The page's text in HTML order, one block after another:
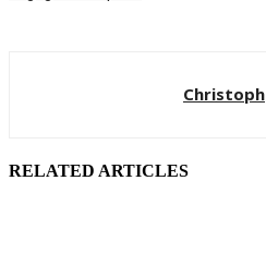
Christoph
RELATED ARTICLES